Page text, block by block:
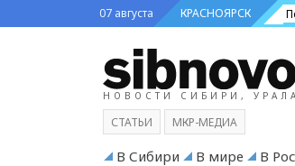
07 августа КРАСНОЯРСК
НОВОСТИ СИБИРИ,
СТАТЬИ МКР-МЕДИА
В Сибири В мире В